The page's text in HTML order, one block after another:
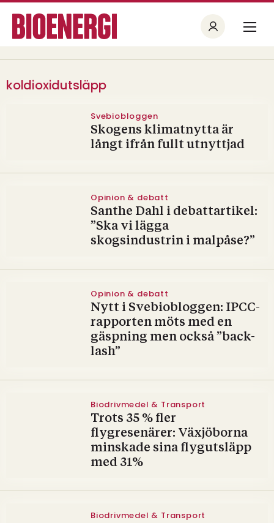
koldioxidutsläpp
Svebiobloggen
Skogens klimatnytta är
långt ifrån fullt utnyttjad
Opinion & debatt
Santhe Dahl i debattartikel:
”Ska vi lägga
skogsindustrin i malpåse?”
Opinion & debatt
Nytt i Svebiobloggen: IPCC-
rapporten möts med en
gäspning men också ”back-
lash”
Biodrivmedel & Transport
Trots 35 % fler
flygresenärer: Växjöborna
minskade sina flygutsläpp
med 31%
Biodrivmedel & Transport